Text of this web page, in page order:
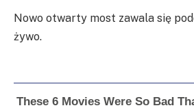
Nowo otwarty most zawala się
żywo.